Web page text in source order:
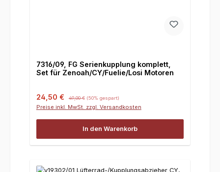
7316/09, FG Serienkupplung komplett,
Set für Zenoah/CY/Fuelie/Losi Motoren
Verkaufspreis:
24,50 € 49,00 € (50% gespart)
Preise inkl. MwSt. zzgl. Versandkosten
In den Warenkorb